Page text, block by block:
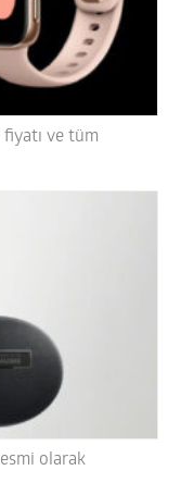
fiyatı ve tüm
olarak